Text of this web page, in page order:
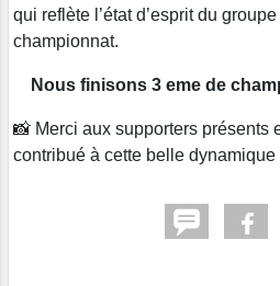
qui reflète l’état d’esprit du
championnat.
Nous finisons 3 eme de
📸 Merci aux supporters présents
contribué à cette belle dynamique